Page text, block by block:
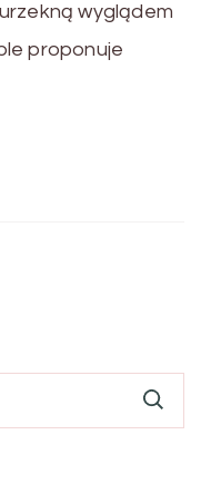
wyglądem
proponuje